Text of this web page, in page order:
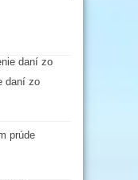
daní zo
prúde